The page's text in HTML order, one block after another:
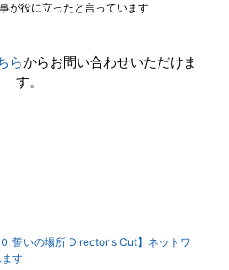
く０ 誓いの場所 Director's Cut】
く０ 誓いの場所 Director's Cut】
が役に立ったと言っています
らからお問い合わせいただけま
す。
誓いの場所 Director's Cut】ネットワ
す